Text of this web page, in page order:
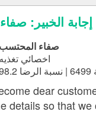
إجابة الخبير:
صفاء المحتسب
اخصائي تغذيه
dear
details so that